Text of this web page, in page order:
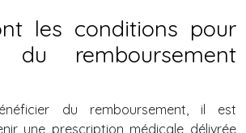
les conditions pour
du remboursement
du remboursement, il est
une prescription médicale délivrée